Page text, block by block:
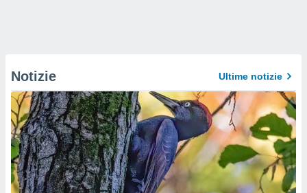
Notizie Ultime notizie